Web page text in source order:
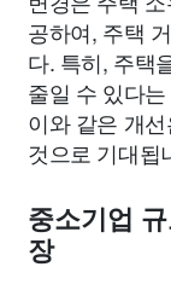
공하여, 주택
다. 특히, 주택
줄일 수 있다
이와 같은 개
것으로 기대됩
중소기업
장